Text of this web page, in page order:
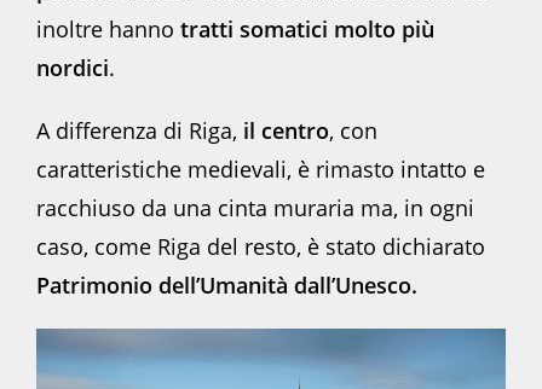
inoltre hanno tratti somatici molto più
nordici.
A differenza di Riga, il centro, con
caratteristiche medievali, è rimasto intatto e
racchiuso da una cinta muraria ma, in ogni
caso, come Riga del resto, è stato dichiarato
Patrimonio dell’Umanità dall’Unesco.